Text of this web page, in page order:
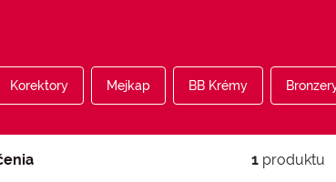
Korektory Mejkap BB Krémy
1produktu